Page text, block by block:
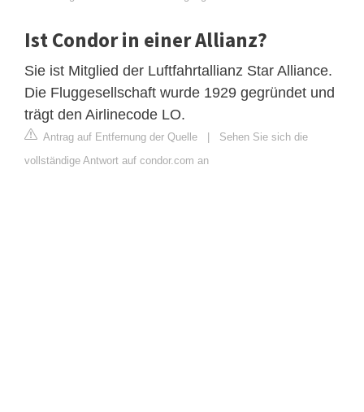
Ist Condor in einer Allianz?
Sie ist Mitglied der Luftfahrtallianz Star Alliance.
Die Fluggesellschaft wurde 1929 gegründet und
trägt den Airlinecode LO.
Antrag auf Entfernung der Quelle | Sehen Sie sich die
vollständige Antwort auf condor.com an